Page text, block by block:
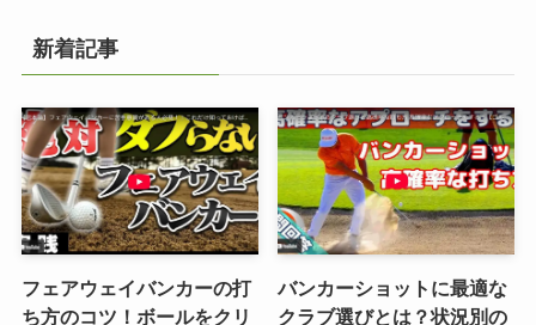
新着記事
フェアウェイバンカーの打
ち方のコツ！ボールをクリ
バンカーショットに最適な
クラブ選びとは？状況別の